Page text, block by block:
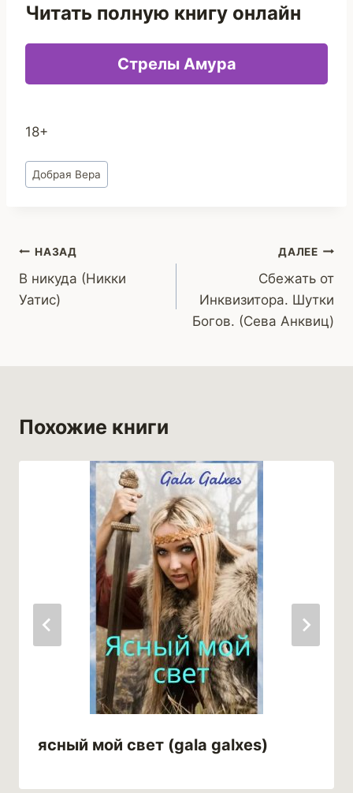
Читать полную книгу онлайн
Стрелы Амура
18+
Метки
записи:
Добрая Вера
Навигация
по
записям
НАЗАД
В никуда (Никки
Уатис)
ДАЛЕЕ
Сбежать от
Инквизитора. Шутки
Богов. (Сева Анквиц)
Похожие книги
ясный мой свет (gala galxes)